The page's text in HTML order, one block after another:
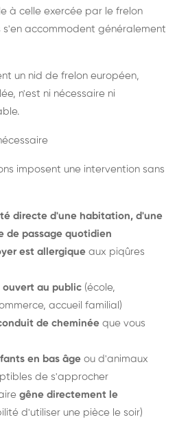
à celle exercée par le frelon
s'en accommodent généralement
un nid de frelon européen,
n'est ni nécessaire ni
imposent une intervention sans
directe d'une habitation, d'une
de passage quotidien
est allergique aux piqûres
ouvert au public (école,
accueil familial)
de cheminée que vous
en bas âge ou d'animaux
de s'approcher
gêne directement le
d'utiliser une pièce le soir)